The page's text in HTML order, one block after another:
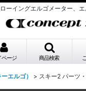
ーイングエルゴメーター、エ
ページ 商品検索
エルゴ） > スキー2 パーツ